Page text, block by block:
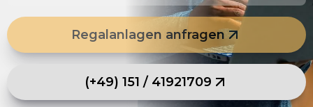
Regalanlagen anfragen
(+49) 151 / 41921709